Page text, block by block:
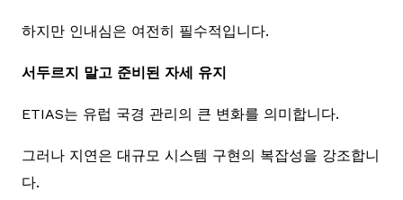
하지만 인내심은 여전히 필수적입니다.
서두르지 말고 준비된 자세 유지
ETIAS는 유럽 국경 관리의 큰 변화를 의미합니다.
그러나 지연은 대규모 시스템 구현의 복잡성을 강조합니
다.